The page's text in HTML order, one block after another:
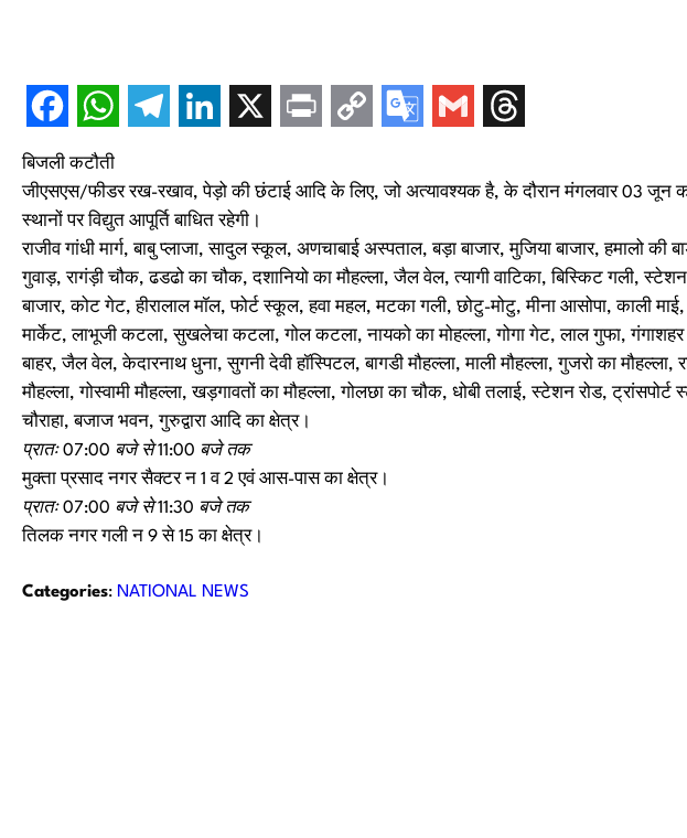
बिजली कटौती
जीएसएस/फीडर रख-रखाव, पेड़ो की छंटाई आदि के लिए, जो अत्यावश्यक है, के दौरान मंगलवार 03
स्थानों पर विद्युत आपूर्ति बाधित रहेगी।
राजीव गांधी मार्ग, बाबु प्लाजा, सादुल स्कूल, अणचाबाई अस्पताल, बड़ा बाजार, मुजिया बाजार, हमालो की
गुवाड़, रागंड़ी चौक, ढडढो का चौक, दशानियो का मौहल्ला, जैल वेल, त्यागी वाटिका, बिस्किट गली,
बाजार, कोट गेट, हीरालाल मॉल, फोर्ट स्कूल, हवा महल, मटका गली, छोटु-मोटु, मीना आसोपा, काली
मार्केट, लाभूजी कटला, सुखलेचा कटला, गोल कटला, नायको का मोहल्ला, गोगा गेट, लाल गुफा, गंगाशहर
बाहर, जैल वेल, केदारनाथ धुना, सुगनी देवी हॉस्पिटल, बागडी मौहल्ला, माली मौहल्ला, गुजरो का मौहल्ला,
मौहल्ला, गोस्वामी मौहल्ला, खड़गावतों का मौहल्ला, गोलछा का चौक, धोबी तलाई, स्टेशन रोड,
चौराहा, बजाज भवन, गुरुद्वारा आदि का क्षेत्र।
प्रातः 07:00 बजे से 11:00 बजे तक
मुक्ता प्रसाद नगर सैक्टर न 1 व 2 एवं आस-पास का क्षेत्र।
प्रातः 07:00 बजे से 11:30 बजे तक
तिलक नगर गली न 9 से 15 का क्षेत्र।
Categories: NATIONAL NEWS